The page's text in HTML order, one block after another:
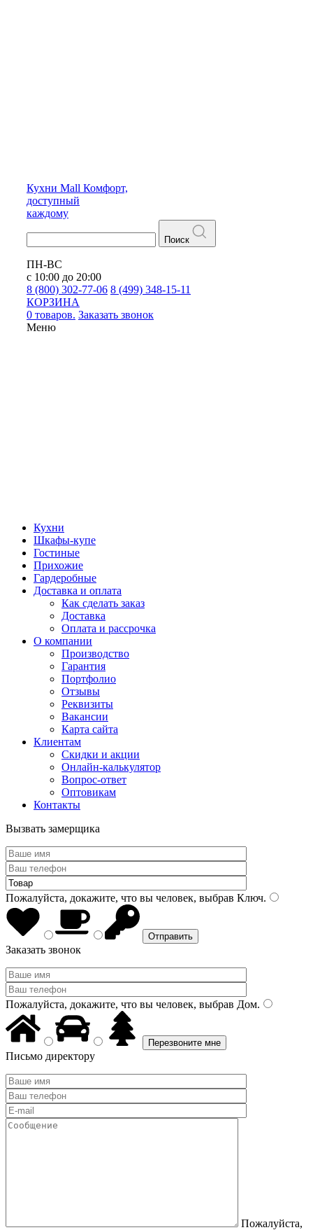
Кухни Mall Комфорт,
доступный
каждому
Поиск
ПН-ВС
с 10:00 до 20:00
8 (800) 302-77-06 8 (499) 348-15-11
КОРЗИНА
0 товаров. Заказать звонок
Меню
Кухни
Шкафы-купе
Гостиные
Прихожие
Гардеробные
Доставка и оплата
Как сделать заказ
Доставка
Оплата и рассрочка
О компании
Производство
Гарантия
Портфолио
Отзывы
Реквизиты
Вакансии
Карта сайта
Клиентам
Скидки и акции
Онлайн-калькулятор
Вопрос-ответ
Оптовикам
Контакты
Вызвать замерщика
Пожалуйста, докажите, что вы человек, выбрав Ключ.
Заказать звонок
Пожалуйста, докажите, что вы человек, выбрав Дом.
Письмо директору
Пожалуйста,